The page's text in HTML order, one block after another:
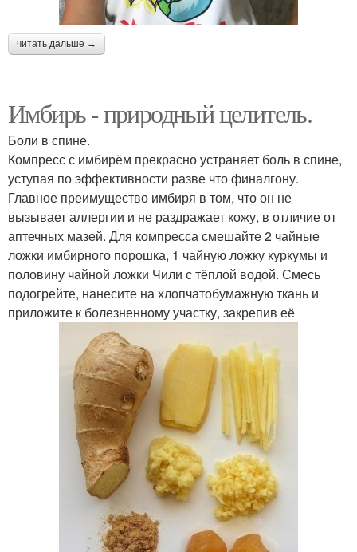
читать дальше →
Имбирь - природный целитель.
Боли в спине.
Компресс с имбирём прекрасно устраняет боль в спине,
уступая по эффективности разве что финалгону.
Главное преимущество имбиря в том, что он не
вызывает аллергии и не раздражает кожу, в отличие от
аптечных мазей. Для компресса смешайте 2 чайные
ложки имбирного порошка, 1 чайную ложку куркумы и
половину чайной ложки Чили с тёплой водой. Смесь
подогрейте, нанесите на хлопчатобумажную ткань и
приложите к болезненному участку, закрепив её